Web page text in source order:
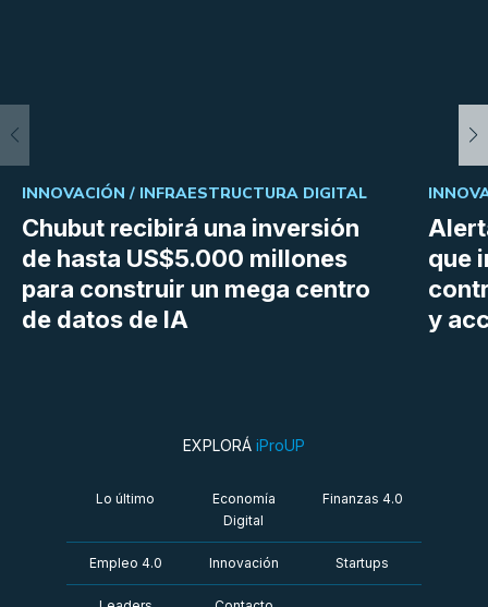
Chubut recibirá una inversión
de hasta US$5.000 millones
para construir un mega centro
de datos de IA
INNOVACIÓN / INFRAESTRUCTURA DIGITAL
que
y
EXPLORÁ iProUP
Lo último
Economía
Digital
Finanzas 4.0
Empleo 4.0 Innovación Startups